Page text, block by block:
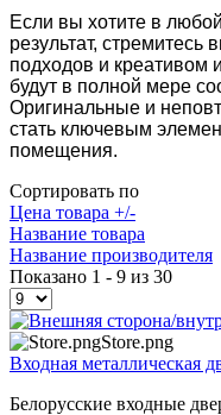
Если вы хотите в
результат,
подходов и креативом
будут в полной мере
Оригинальные и
стать ключевым
помещения.
Сортировать по
Цена товара +/-
Название товара
Название производителя
Показано 1 - 9 из 30
Store.png
Входная металлическая
Белорусские входные